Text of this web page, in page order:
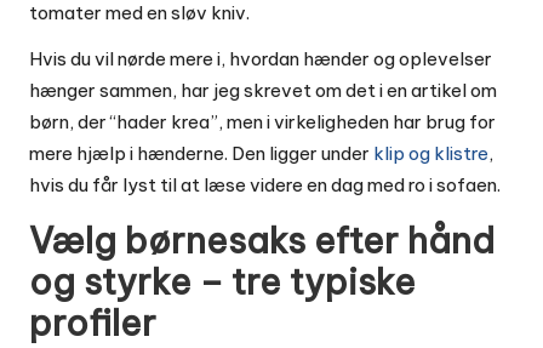
tomater med en sløv kniv.
Hvis du vil nørde mere i, hvordan hænder og oplevelser
hænger sammen, har jeg skrevet om det i en artikel om
børn, der “hader krea”, men i virkeligheden har brug for
mere hjælp i hænderne. Den ligger under klip og klistre,
hvis du får lyst til at læse videre en dag med ro i sofaen.
Vælg børnesaks efter hånd
og styrke – tre typiske
profiler